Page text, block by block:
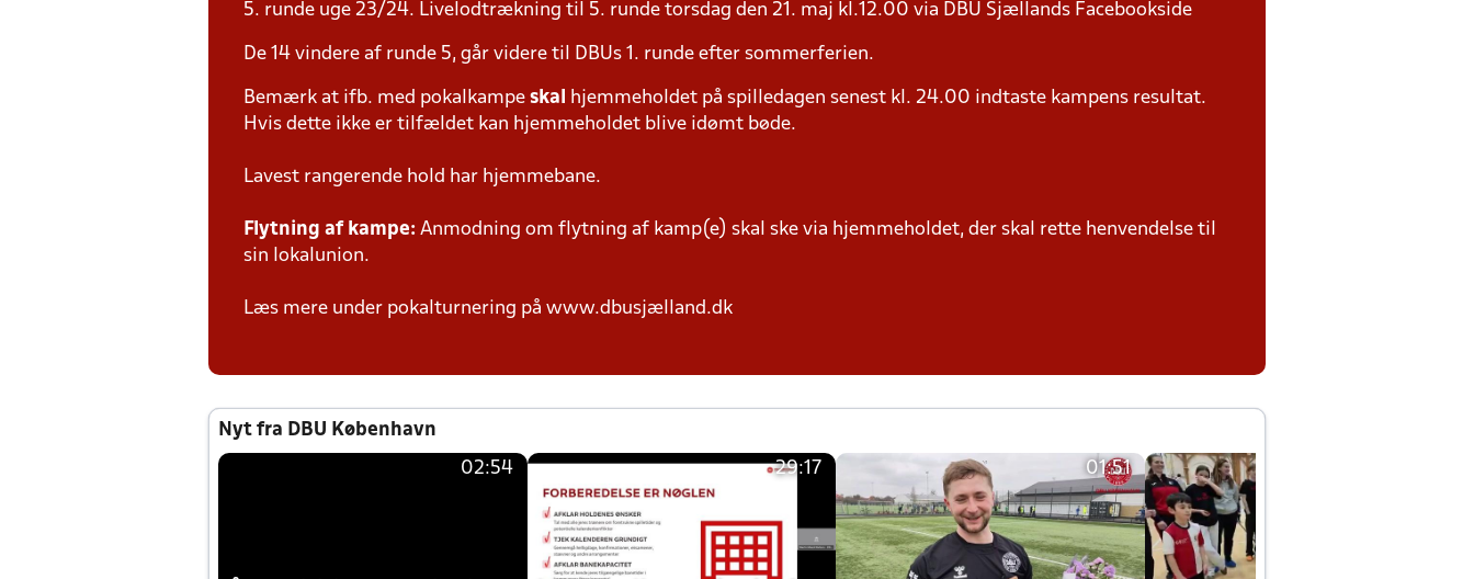
5. runde uge 23/24. Livelodtrækning til 5. runde torsdag den 21. maj kl.12.00 via DBU Sjællands Facebookside
De 14 vindere af runde 5, går videre til DBUs 1. runde efter sommerferien.
Bemærk at ifb. med pokalkampe skal
hjemmeholdet på spilledagen senest kl. 24.00 indtaste kampens resultat.
Hvis dette ikke er tilfældet kan hjemmeholdet blive idømt bøde.
Lavest rangerende hold har hjemmebane.
Flytning af kampe: Anmodning om flytning af kamp(e) skal ske via hjemmeholdet, der skal rette henvendelse til
sin lokalunion.
Læs mere under pokalturnering på www.dbusjælland.dk
Nyt fra DBU København
02:54 29:17 01:51